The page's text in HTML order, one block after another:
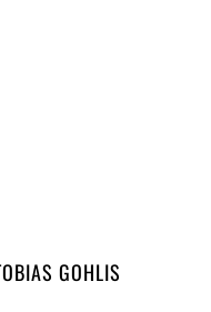
GOHLIS